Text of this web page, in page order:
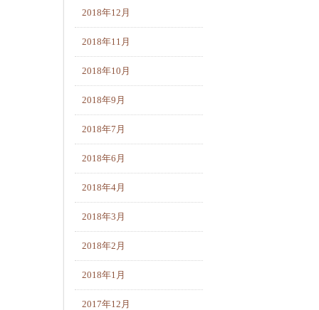
2018年12月
2018年11月
2018年10月
2018年9月
2018年7月
2018年6月
2018年4月
2018年3月
2018年2月
2018年1月
2017年12月